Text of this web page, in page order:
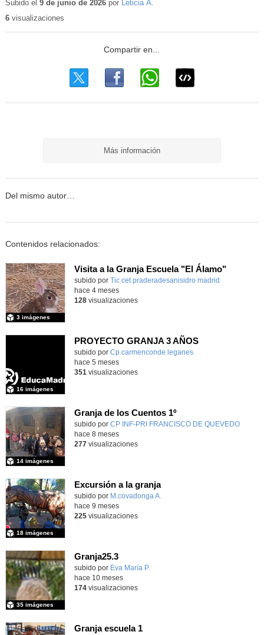
Subido el 9 de junio de 2026por
Leticia Á.
6visualizaciones
Más información
Del mismo autor…
Contenidos relacionados:
Visita a la Granja Escuela "El Álamo"
Contenido educativo.
subido por Tic cet praderadesanisidro madrid
3 imágenes
hace 4 meses
128visualizaciones
PROYECTO GRANJA 3 AÑOS
Contenido educativo.
subido por Cp carmenconde leganes
16 imágenes
-
hace 5 meses
351 visualizaciones
Granja de los Cuentos 1º
subido por CP INF-PRI FRANCISCO DE QUEVEDO
14 imágenes
-
hace 8 meses
277visualizaciones
Excursión a la granja
Contenido educativo.
subido por M.covadonga A.
18 imágenes
hace 9 meses
225visualizaciones
Granja25.3
Contenido educativo.
subido por Eva María P.
35 imágenes
hace 10 meses
174visualizaciones
Granja escuela 1